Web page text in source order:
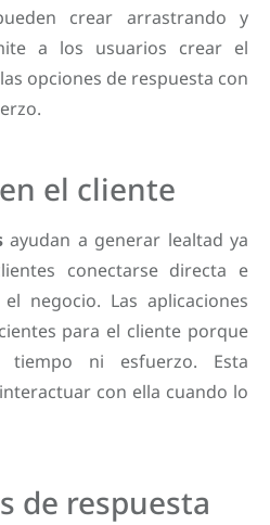
crear arrastrando y
a los usuarios crear el
opciones de respuesta con
el cliente
ayudan a generar lealtad ya
conectarse directa e
negocio. Las aplicaciones
para el cliente porque
tiempo ni esfuerzo. Esta
con ella cuando lo
de respuesta